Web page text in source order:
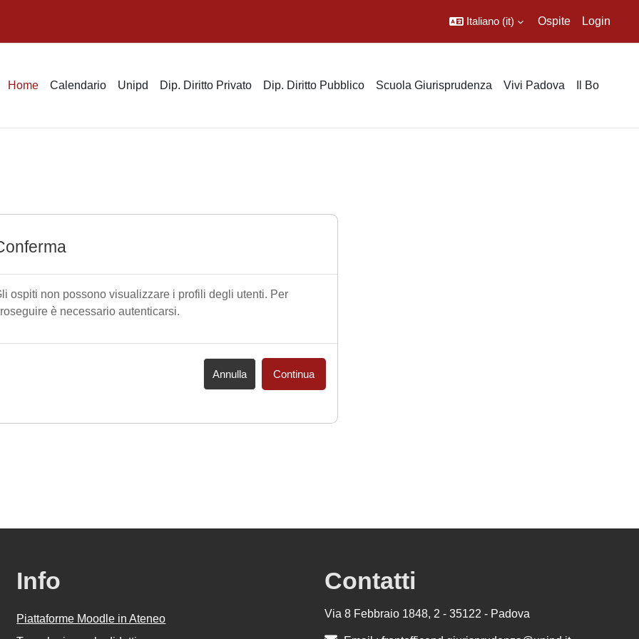
Italiano ‎(it)‎ Ospite Login
Home Calendario Unipd Dip. Diritto Privato Dip. Diritto Pubblico Scuola Giurisprudenza Vivi Padova Il Bo
ospiti non possono visualizzare i profili degli utenti. Per
è necessario autenticarsi.
Annulla Continua
Info
Piattaforme Moodle in Ateneo
Contatti
Via 8 Febbraio 1848, 2 - 35122 - Padova